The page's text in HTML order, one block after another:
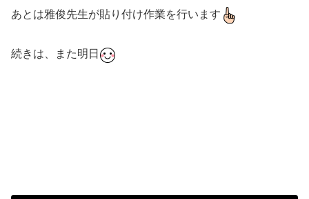
あとは雅俊先生が貼り付け作業を行います
続きは、また明日